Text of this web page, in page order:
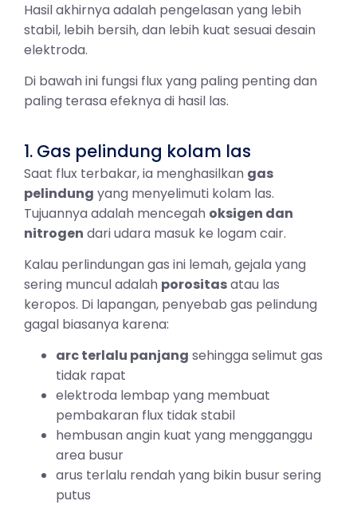
Hasil akhirnya adalah pengelasan yang lebih
stabil, lebih bersih, dan lebih kuat sesuai desain
elektroda.
Di bawah ini fungsi flux yang paling penting dan
paling terasa efeknya di hasil las.
1. Gas pelindung kolam las
Saat flux terbakar, ia menghasilkan gas
pelindung yang menyelimuti kolam las.
Tujuannya adalah mencegah oksigen dan
nitrogen dari udara masuk ke logam cair.
Kalau perlindungan gas ini lemah, gejala yang
sering muncul adalah porositasatau las
keropos. Di lapangan, penyebab gas pelindung
gagal biasanya karena:
arc terlalu panjang sehingga selimut gas
tidak rapat
elektroda lembap yang membuat
pembakaran flux tidak stabil
hembusan angin kuat yang mengganggu
area busur
arus terlalu rendah yang bikin busur sering
putus